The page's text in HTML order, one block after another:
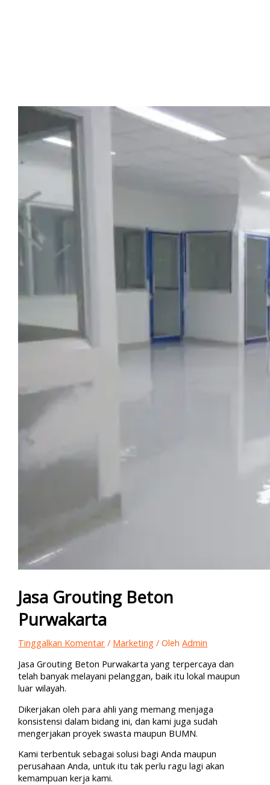
Jasa Grouting Beton
Purwakarta
Tinggalkan Komentar / Marketing / OlehAdmin
Jasa Grouting Beton Purwakarta yang terpercaya dan
telah banyak melayani pelanggan, baik itu lokal maupun
luar wilayah.
Dikerjakan oleh para ahli yang memang menjaga
konsistensi dalam bidang ini, dan kami juga sudah
mengerjakan proyek swasta maupun BUMN.
Kami terbentuk sebagai solusi bagi Anda maupun
perusahaan Anda, untuk itu tak perlu ragu lagi akan
kemampuan kerja kami.